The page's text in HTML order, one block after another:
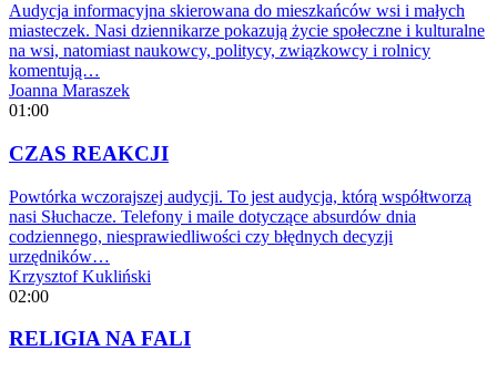
Audycja informacyjna skierowana do mieszkańców wsi i małych
miasteczek. Nasi dziennikarze pokazują życie społeczne i kulturalne
na wsi, natomiast naukowcy, politycy, związkowcy i rolnicy
komentują…
Joanna Maraszek
01:00
CZAS REAKCJI
Powtórka wczorajszej audycji. To jest audycja, którą współtworzą
nasi Słuchacze. Telefony i maile dotyczące absurdów dnia
codziennego, niesprawiedliwości czy błędnych decyzji
urzędników…
Krzysztof Kukliński
02:00
RELIGIA NA FALI